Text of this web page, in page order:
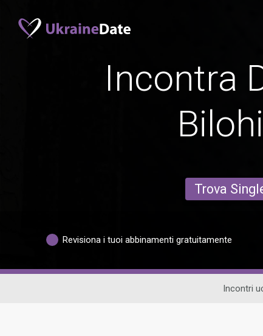
Incontra
Trova
Revisiona i tuoi abbinamenti gratuitamente
Incontri